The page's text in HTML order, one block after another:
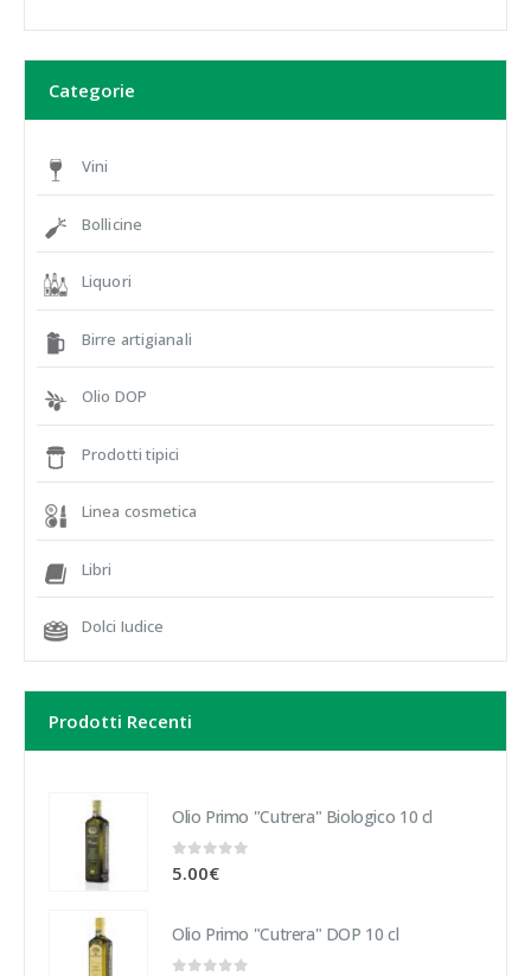
Categorie
Vini
Bollicine
Liquori
Birre artigianali
Olio DOP
Prodotti tipici
Linea cosmetica
Libri
Dolci Iudice
Prodotti Recenti
Olio Primo "Cutrera" Biologico 10 cl
0 Su 5
5.00€
Olio Primo "Cutrera" DOP 10 cl